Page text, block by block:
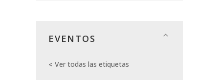
EVENTOS
Ver todas las etiquetas